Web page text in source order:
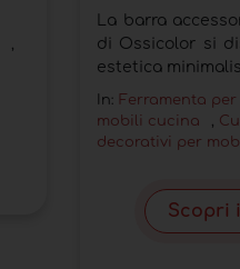
,
La barra
di Ossicolor si
estetica
In: Ferramenta
mobili cucina
,
decorativi per
Scopri